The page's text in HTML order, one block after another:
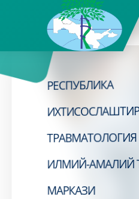
РЕСПУБЛИКА
ИЛМИЙ-АМАЛИЙ
МАРКАЗИ